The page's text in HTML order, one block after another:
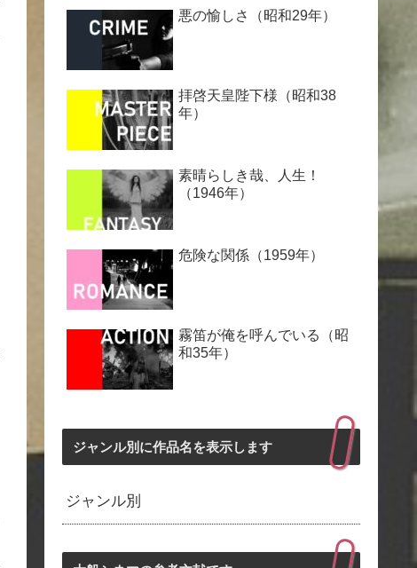
悪の愉しさ（昭和29年）
拝啓天皇陛下様（昭和38
年）
素晴らしき哉、人生！
（1946年）
危険な関係（1959年）
霧笛が俺を呼んでいる（昭
和35年）
ジャンル別に作品名を表示します
ジャンル別